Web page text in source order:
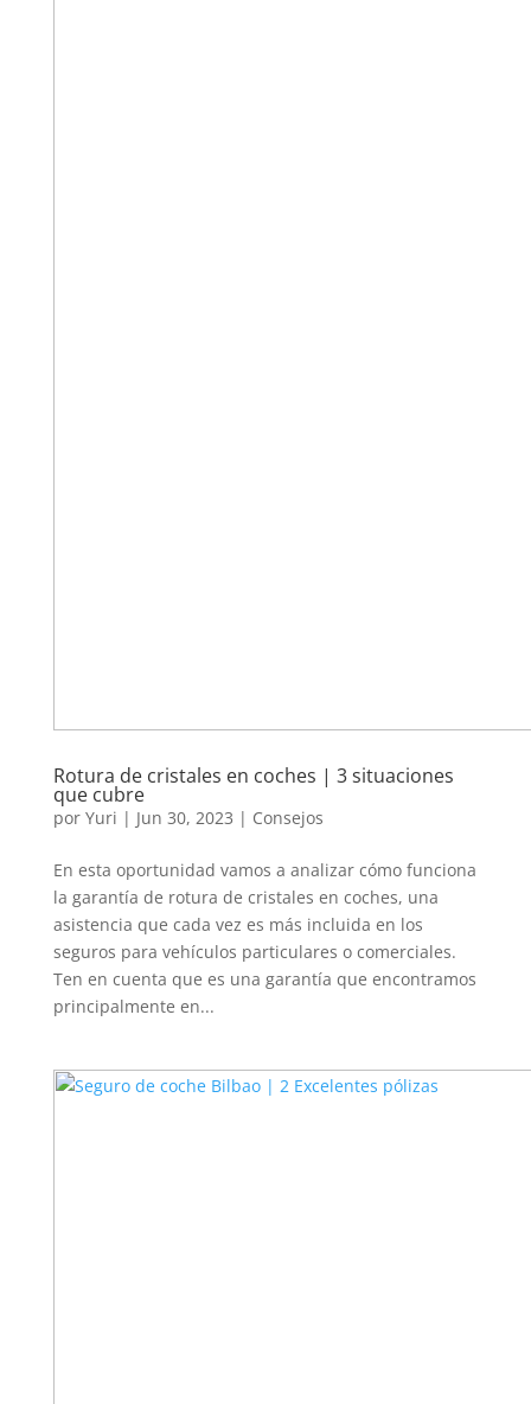
Rotura de cristales en coches | 3 situaciones
que cubre
por Yuri | Jun 30, 2023 | Consejos
En esta oportunidad vamos a analizar cómo funciona
la garantía de rotura de cristales en coches, una
asistencia que cada vez es más incluida en los
seguros para vehículos particulares o comerciales.
Ten en cuenta que es una garantía que encontramos
principalmente en...